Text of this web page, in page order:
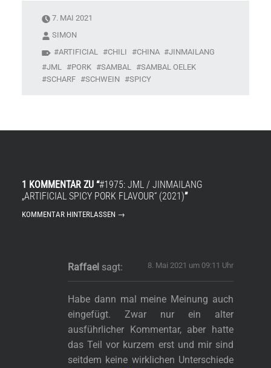
7. MAI 2021
SIMON
ARTIFICIAL
CHILI CHINA
JINMAILANG
JML
PORK SAMBAL
SAMBAL OELEK
SCHARF
SCHWEIN SPICY
1 KOMMENTAR ZU “#1975: JML / JINMAILANG
„ARTIFICIAL SPICY PORK FLAVOUR“ (2021)”
KOMMENTAR HINTERLASSEN →
Raffael sagt: 8. Mai 2021 um 09:11 Uhr
Habe dann mal meine Meinung auch
eingefügt. Zwar nur ein alter
ausführlicher Kommentar, aber hatte
das Teil vor kurzem erst und mir sind
seitdem keine wirklichen Unterschiede